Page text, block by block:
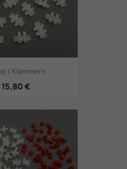
/ Klammern...
15,80 €